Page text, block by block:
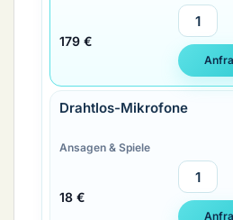
179 €
Drahtlos-Mikrofone
Ansagen & Spiele
18 €